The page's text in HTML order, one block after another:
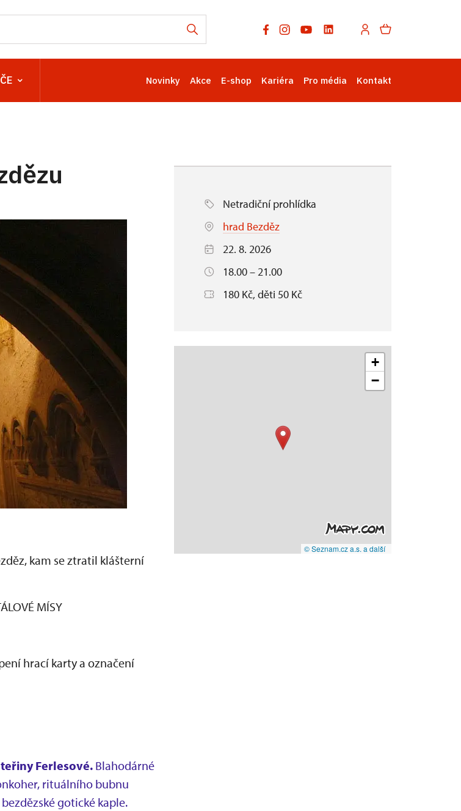
Novinky Akce E-shop Kariéra Pro média Kontakt
kam se ztratil klášterní
MÍSY
hrací karty a označení
Ferlesové. Blahodárné
rituálního bubnu
gotické kaple.
Netradiční prohlídka
hrad Bezděz
22. 8. 2026
18.00 – 21.00
180 Kč, děti 50 Kč
+
−
© Seznam.cz a.s. a další